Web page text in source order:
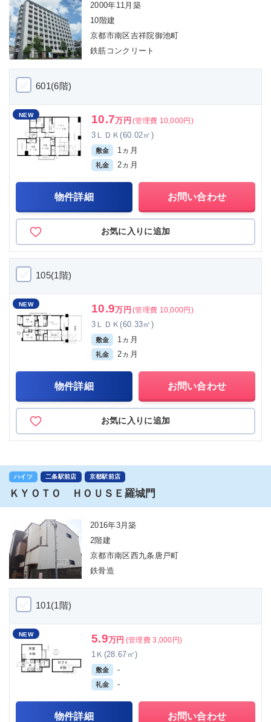
2000年11月築
10階建
京都市南区吉祥院御池町
鉄筋コンクリート
601(6階)
NEW 10.7万円 (管理費 10,000円)
3ＬＤＫ(60.02㎡)
敷金 1ヵ月
礼金 2ヵ月
物件詳細 お問い合わせ
お気に入りに追加
105(1階)
NEW 10.9万円 (管理費 10,000円)
3ＬＤＫ(60.33㎡)
敷金 1ヵ月
礼金 2ヵ月
物件詳細 お問い合わせ
お気に入りに追加
ハイツ 二条駅前店 京都駅前店
ＫＹＯＴＯ ＨＯＵＳＥ羅城門
2016年3月築
2階建
京都市南区西九条唐戸町
鉄骨造
101(1階)
NEW 5.9万円 (管理費 3,000円)
1Ｋ(28.67㎡)
敷金 -
礼金 -
物件詳細 お問い合わせ